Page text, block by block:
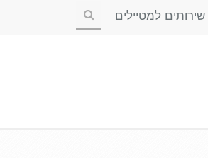
שירותים למטיילים